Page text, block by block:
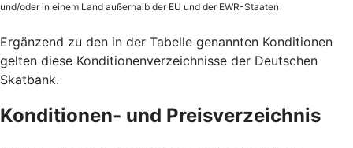
und/oder in einem Land außerhalb der EU und der EWR-Staaten
Ergänzend zu den in der Tabelle genannten Konditionen
gelten diese Konditionenverzeichnisse der Deutschen
Skatbank.
Konditionen- und Preisverzeichnis